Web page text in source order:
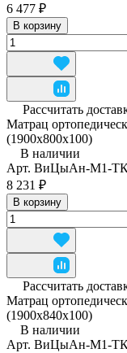
6 477 ₽
В корзину
Рассчитать
Матрац
(1900x800x100)
В наличии
Арт. ВиЦыАн-М1-
8 231 ₽
В корзину
Рассчитать
Матрац
(1900x840x100)
В наличии
Арт. ВиЦыАн-М1-